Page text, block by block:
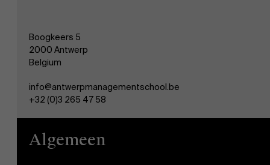
Boogkeers 5
2000 Antwerp
Belgium
info@antwerpmanagementschool.be
+32 (0)3 265 47 58
Algemeen